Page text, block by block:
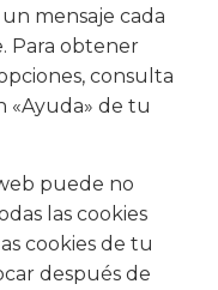
mensaje cada
Para obtener
consulta
«Ayuda» de tu
puede no
las cookies
cookies de tu
después de